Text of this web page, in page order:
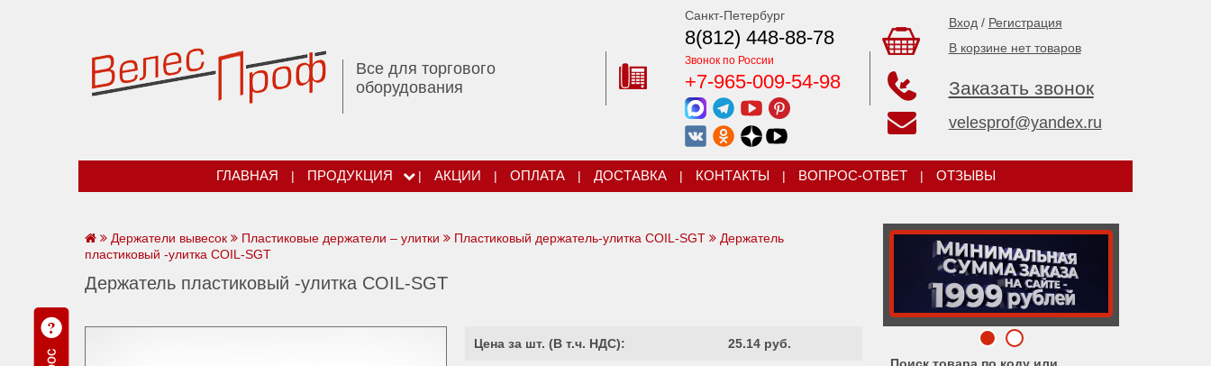
Все для торгового
оборудования
Санкт-Петербург
8(812) 448-88-78
Звонок по России
+7-965-009-54-98
Вход / Регистрация
В корзине нет товаров
Заказать звонок
velesprof@yandex.ru
ГЛАВНАЯ | ПРОДУКЦИЯ | АКЦИИ | ОПЛАТА | ДОСТАВКА | КОНТАКТЫ | ВОПРОС-ОТВЕТ | ОТЗЫВЫ
Держатели вывесок Пластиковые держатели – улитки Пластиковый держатель-улитка COIL-SGT
Держатель
пластиковый -улитка COIL-SGT
Держатель пластиковый -улитка COIL-SGT
Цена за шт. (В т.ч. НДС): 25.14 руб.